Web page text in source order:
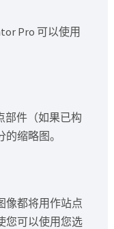
Pro 可以使用
部件（如果已构
缩略图。
像都将用作站点
您可以使用您选